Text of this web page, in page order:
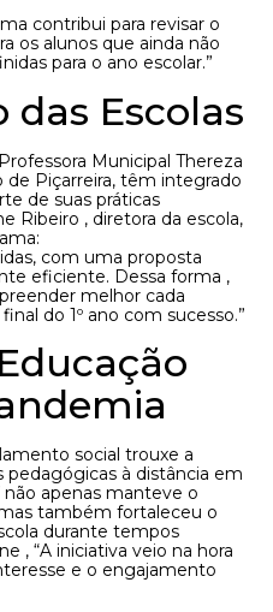
contribui para revisar o
os alunos que ainda não
para o ano escolar.”
Escolas
Municipal Thereza
de Piçarreira, têm integrado
de suas práticas
Ribeiro , diretora da escola,
com uma proposta
eficiente. Dessa forma ,
melhor cada
do 1º ano com sucesso.”
social trouxe a
à distância em
não apenas manteve o
também fortaleceu o
durante tempos
, “A iniciativa veio na hora
e o engajamento